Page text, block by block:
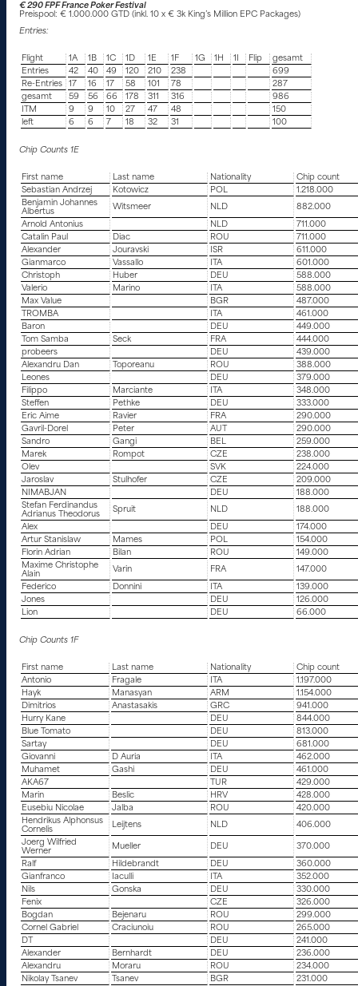
€ 290 FPF France Poker Festival
Preispool: € 1.000.000 GTD (inkl. 10 x € 3k King’s Million EPC Packages)
Entries:
Flight 1A 1B 1C 1D 1E 1F 1G 1H 1I Flip
gesamt
Entries
42 40 49 120 210 238
699
Re-Entries
17 16 17 58 101 78
287
gesamt
59 56 66 178 311 316
986
ITM
9 9 10 27 47 48
150
left
6 6 7 18 32 31 100
Chip Counts 1E
First name Last name Nationality
Chip count
Sebastian Andrzej
Kotowicz POL
1.218.000
Benjamin Johannes
Albertus
Witsmeer NLD
882.000
Arnold Antonius
NLD
711.000
Catalin Paul
Diac ROU
711.000
Alexander
Jouravski ISR
611.000
Gianmarco
Vassallo ITA
601.000
Christoph
Huber DEU
588.000
Valerio
Marino ITA
588.000
Max Value
BGR
487.000
TROMBA
ITA
461.000
Baron
DEU
449.000
Tom Samba
Seck FRA
444.000
probeers
DEU
439.000
Alexandru Dan
Toporeanu ROU
388.000
Leones
DEU
379.000
Filippo
Marciante ITA
348.000
Steffen
Pethke DEU
333.000
Eric Aime
Ravier FRA
290.000
Gavril-Dorel
Peter AUT
290.000
Sandro
Gangi BEL
259.000
Marek
Rompot CZE
238.000
Olev
SVK
224.000
Jaroslav
Stulhofer CZE
209.000
NIMABJAN
DEU
188.000
Stefan Ferdinandus
Adrianus Theodorus
Spruit NLD
188.000
Alex
DEU
174.000
Artur Stanislaw
Mames POL
154.000
Florin Adrian
Bilan ROU
149.000
Maxime Christophe
Alain
Varin FRA
147.000
Federico
Donnini ITA
139.000
Jones
DEU
126.000
Lion
DEU 66.000
Chip Counts 1F
First name Last name Nationality
Chip count
Antonio
Fragale ITA
1.197.000
Hayk
Manasyan ARM
1.154.000
Dimitrios
Anastasakis GRC
941.000
Hurry Kane
DEU
844.000
Blue Tomato
DEU
813.000
Sartay
DEU
681.000
Giovanni
D Auria ITA
462.000
Muhamet
Gashi DEU
461.000
AKA67
TUR
429.000
Marin
Beslic HRV
428.000
Eusebiu Nicolae
Jalba ROU
420.000
Hendrikus Alphonsus
Cornelis
Leijtens NLD
406.000
Joerg Wilfried
Werner
Mueller DEU
370.000
Ralf
Hildebrandt DEU
360.000
Gianfranco
Iaculli ITA
352.000
Nils
Gonska DEU
330.000
Fenix
CZE
326.000
Bogdan
Bejenaru ROU
299.000
Cornel Gabriel
Craciunoiu ROU
265.000
DT
DEU
241.000
Alexander
Bernhardt DEU
236.000
Alexandru
Moraru ROU
234.000
Nikolay Tsanev
Tsanev BGR
231.000